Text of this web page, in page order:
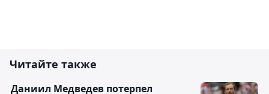
Читайте также
Даниил Медведев потерпел